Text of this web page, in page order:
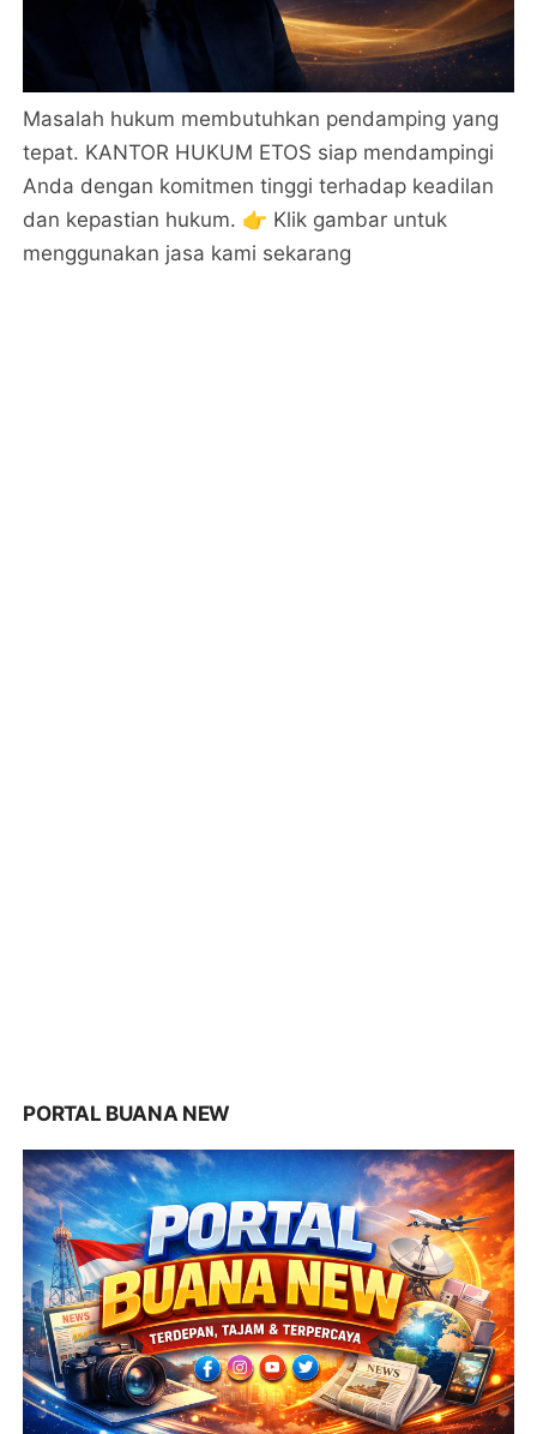
Masalah hukum membutuhkan pendamping yang
tepat. KANTOR HUKUM ETOS siap mendampingi
Anda dengan komitmen tinggi terhadap keadilan
dan kepastian hukum. 👉 Klik gambar untuk
menggunakan jasa kami sekarang
PORTAL BUANA NEW